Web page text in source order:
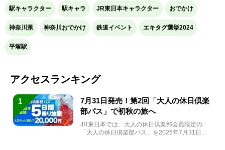
駅キャラクター 駅キャラ JR東日本キャラクター おでかけ
神奈川県 神奈川おでかけ 鉄道イベント エキタグ選挙2024
平塚駅
アクセスランキング
1
7月31日発売！第2回「大人の休日倶楽
部パス」で初秋の旅へ
JR東日本では、大人の休日倶楽部会員限定の
「大人の休日倶楽部パス」を2026年7月31日